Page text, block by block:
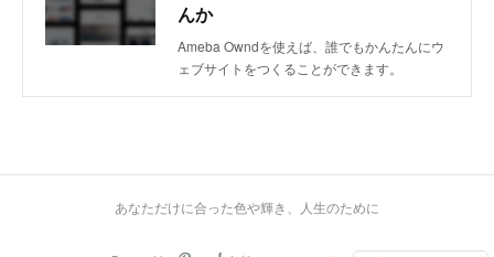
んか
Ameba Owndを使えば、誰でもかんたんにウ
ェブサイトをつくることができます。
あなただけに合った色や輝き、人生のために